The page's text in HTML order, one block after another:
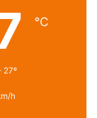
℃
27º
h